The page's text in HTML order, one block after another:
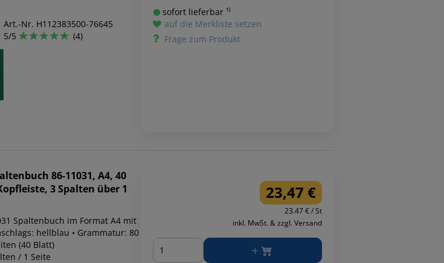
Art.-Nr. H112383500-76645
5/5
(4)
sofort lieferbar ¹⁾
auf die Merkliste setzen
Frage zum Produkt
86-11031, A4, 40
3 Spalten über 1
Spaltenbuch im Format A4 mit
hellblau • Grammatur: 80
(40 Blatt)
/ 1 Seite
23,47 €
23.47 € / St
inkl. MwSt. & zzgl. Versand
Menge